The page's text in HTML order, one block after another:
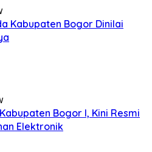
Kabupaten Bogor Dinilai
Bogor I, Kini Resmi
Elektronik